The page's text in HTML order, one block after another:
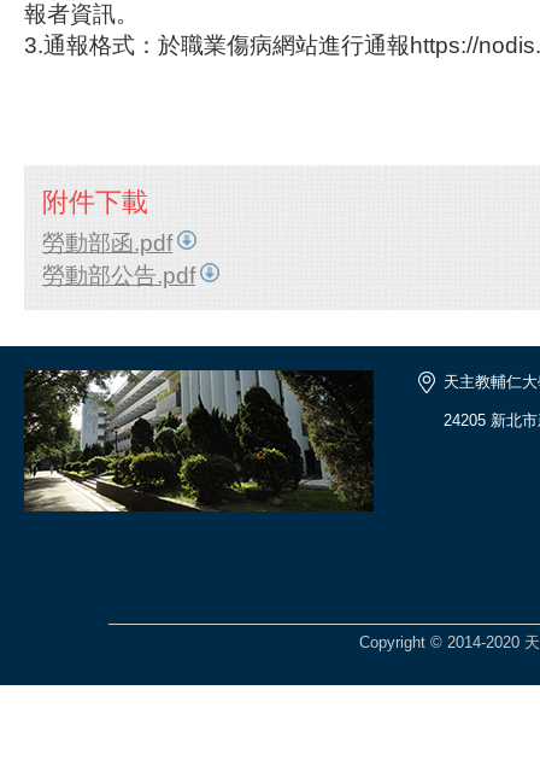
報者資訊。
3.通報格式：於職業傷病網站進行通報https://
附件下載
勞動部函.pdf
勞動部公告.pdf
天主教輔仁
24205 新北
Copyright © 2014-2020